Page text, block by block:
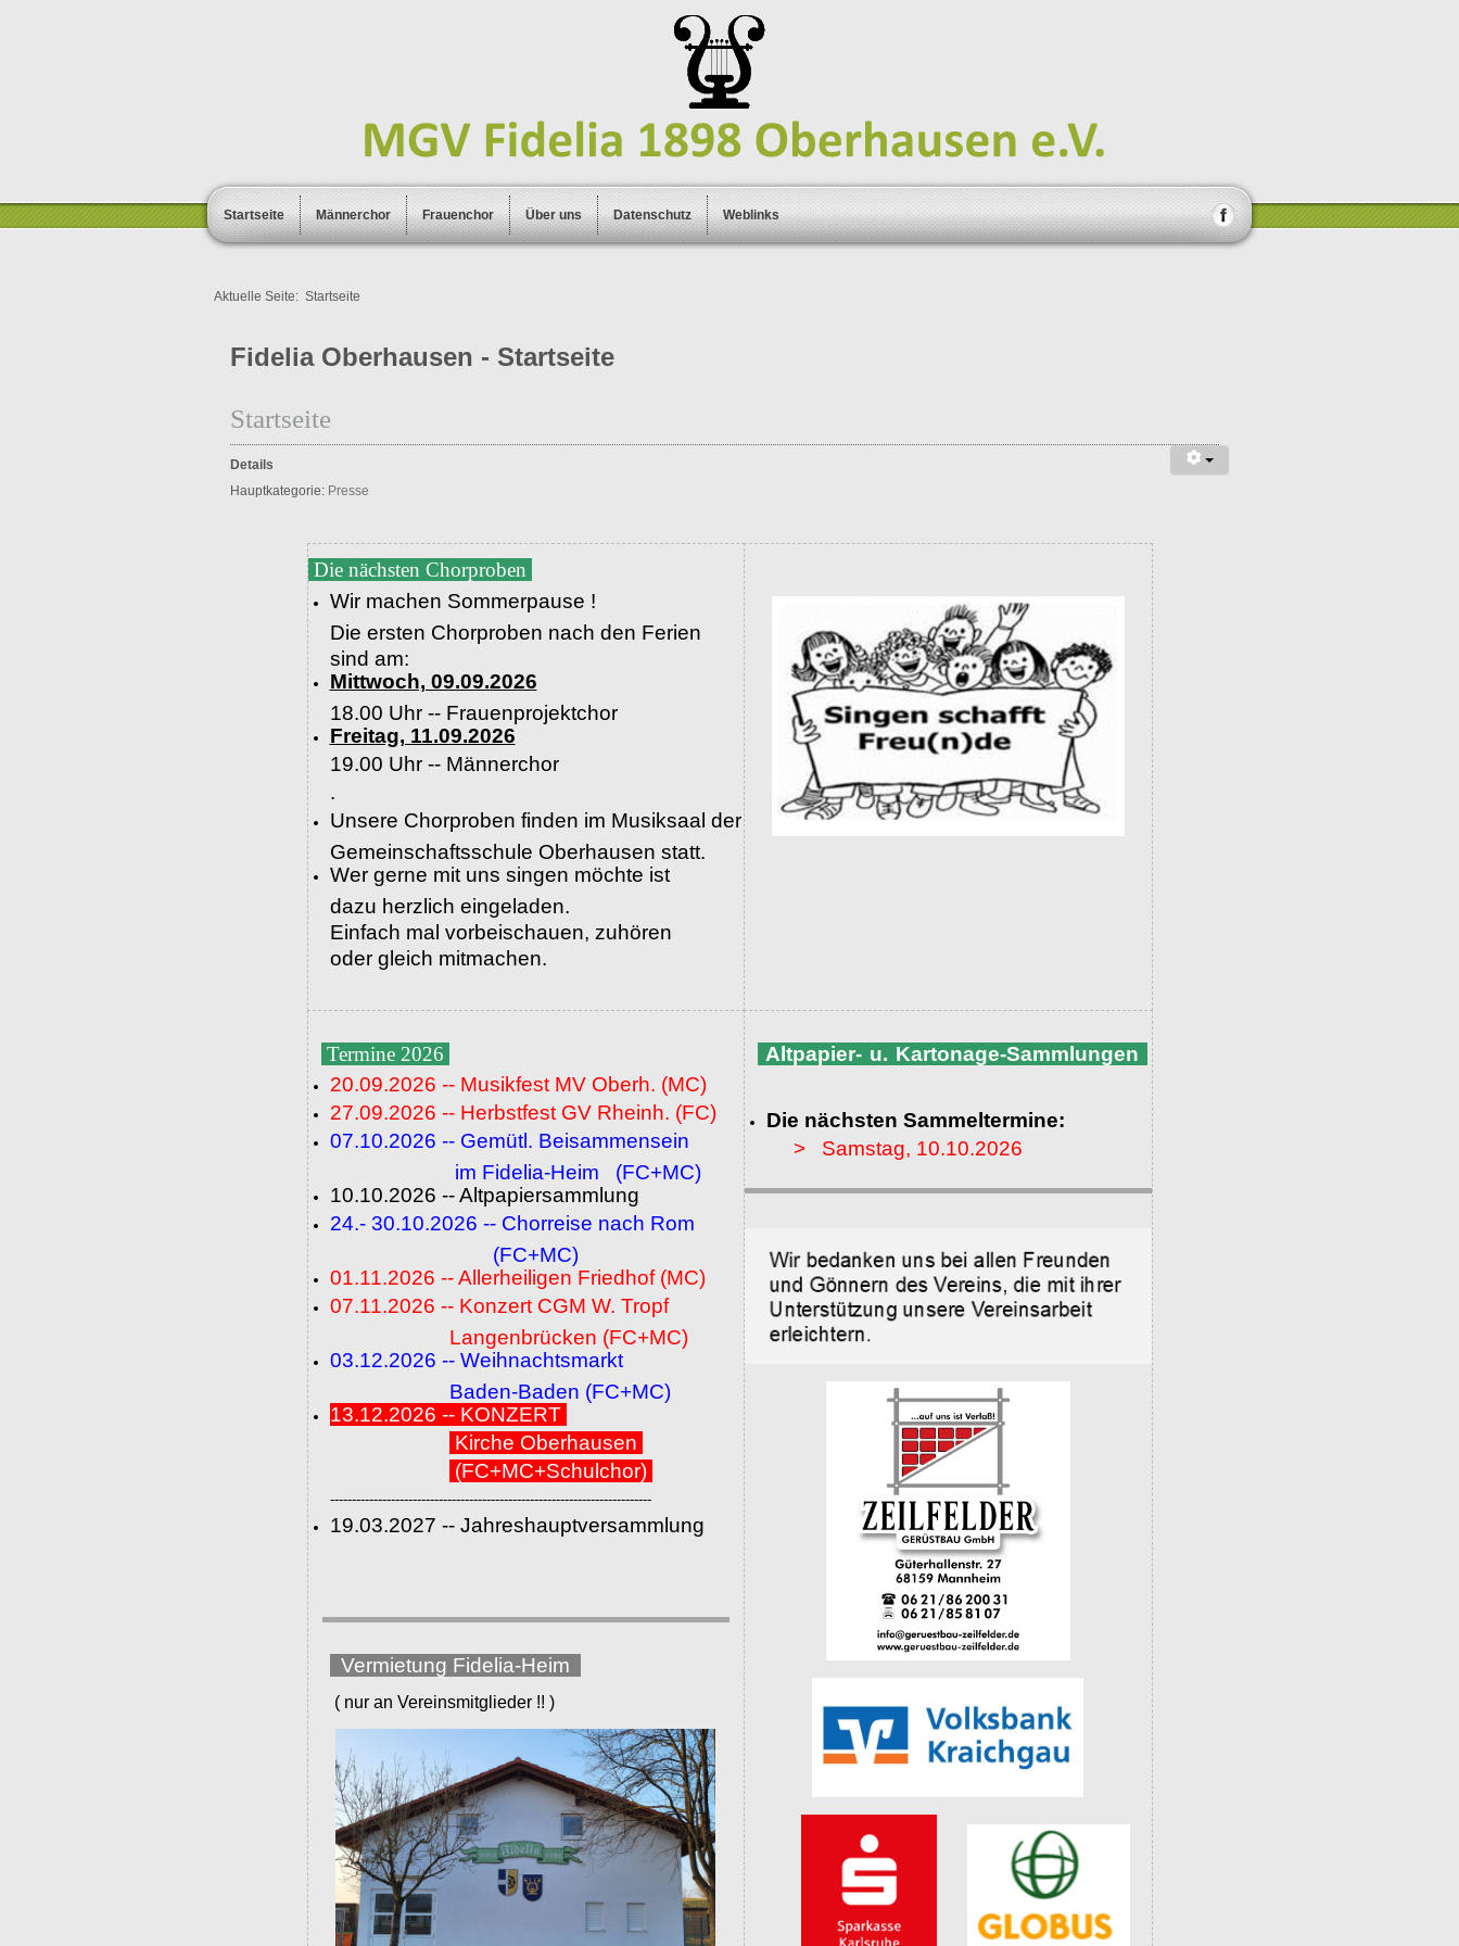
Startseite Männerchor Frauenchor Über uns Datenschutz Weblinks
Aktuelle Seite: Startseite
Fidelia Oberhausen - Startseite
Startseite
Details
Hauptkategorie: Presse
Die nächsten Chorproben
Wir machen Sommerpause !
Die ersten Chorproben nach den Ferien
sind am:
Mittwoch, 09.09.2026
18.00 Uhr -- Frauenprojektchor
Freitag, 11.09.2026
19.00 Uhr -- Männerchor
.
Unsere Chorproben finden im Musiksaal der
Gemeinschaftsschule Oberhausen statt.
Wer gerne mit uns singen möchte ist
dazu herzlich eingeladen.
Einfach mal vorbeischauen, zuhören
oder gleich mitmachen.
Termine 2026
20.09.2026 -- Musikfest MV Oberh. (MC)
27.09.2026 -- Herbstfest GV Rheinh. (FC)
07.10.2026 -- Gemütl. Beisammensein
im Fidelia-Heim (FC+MC)
10.10.2026 -- Altpapiersammlung
24.- 30.10.2026 -- Chorreise nach Rom
(FC+MC)
01.11.2026 -- Allerheiligen Friedhof (MC)
07.11.2026 -- Konzert CGM W. Tropf
Langenbrücken (FC+MC)
03.12.2026 -- Weihnachtsmarkt
Baden-Baden (FC+MC)
13.12.2026 -- KONZERT
Kirche Oberhausen
(FC+MC+Schulchor)
--------------------------------------------------------------------------
19.03.2027 -- Jahreshauptversammlung
Vermietung Fidelia-Heim
( nur an Vereinsmitglieder !! )
Altpapier- u. Kartonage-Sammlungen
Die nächsten Sammeltermine:
> Samstag, 10.10.2026